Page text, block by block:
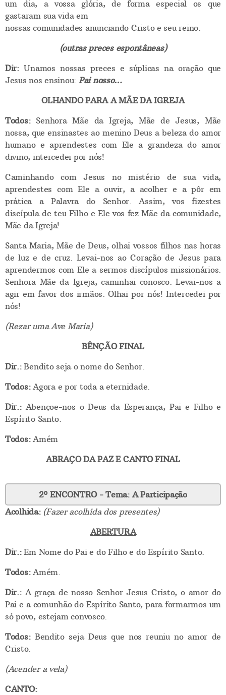
um dia, a vossa glória, de forma especial os que
gastaram sua vida em
nossas comunidades anunciando Cristo e seu reino.
(outras preces espontâneas)
Dir:Unamos nossas preces e súplicas na oração que
Jesus nos ensinou: Pai nosso…
OLHANDO PARA A MÃE DA IGREJA
Todos:Senhora Mãe da Igreja, Mãe de Jesus, Mãe
nossa, que ensinastes ao menino Deus a beleza do amor
humano e aprendestes com Ele a grandeza do amor
divino, intercedei por nós!
Caminhando com Jesus no mistério de sua vida,
aprendestes com Ele a ouvir, a acolher e a pôr em
prática a Palavra do Senhor. Assim, vos fizestes
discípula de teu Filho e Ele vos fez Mãe da comunidade,
Mãe da Igreja!
Santa Maria, Mãe de Deus, olhai vossos filhos nas horas
de luz e de cruz. Levai-nos ao Coração de Jesus para
aprendermos com Ele a sermos discípulos missionários.
Senhora Mãe da Igreja, caminhai conosco. Levai-nos a
agir em favor dos irmãos. Olhai por nós! Intercedei por
nós!
(Rezar uma Ave Maria)
BÊNÇÃO FINAL
Dir.:Bendito seja o nome do Senhor.
Todos:Agora e por toda a eternidade.
Dir.:Abençoe-nos o Deus da Esperança, Pai e Filho e
Espírito Santo.
Todos:Amém
ABRAÇO DA PAZ E CANTO FINAL
2º ENCONTRO - Tema: A Participação
Acolhida: (Fazer acolhida dos presentes)
ABERTURA
Dir.:Em Nome do Pai e do Filho e do Espírito Santo.
Todos:Amém.
Dir.: A graça de nosso Senhor Jesus Cristo, o amor do
Pai e a comunhão do Espírito Santo, para formarmos um
só povo, estejam convosco.
Todos:Bendito seja Deus que nos reuniu no amor de
Cristo.
(Acender a vela)
CANTO: